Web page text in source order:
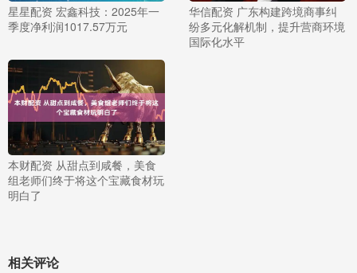
星星配资 宏鑫科技：2025年一
季度净利润1017.57万元
华信配资 广东构建跨境商事纠
纷多元化解机制，提升营商环境
国际化水平
本财配资 从甜点到咸餐，美食
组老师们终于将这个宝藏食材玩
明白了
相关评论